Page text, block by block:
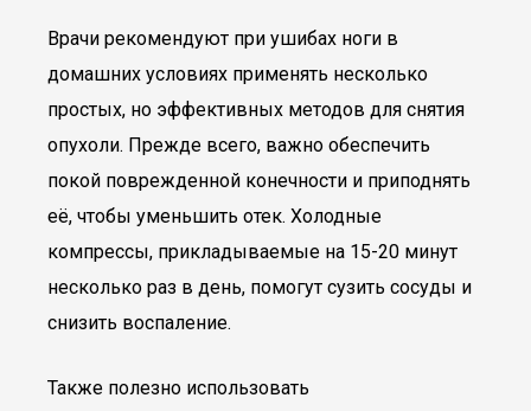
Врачи рекомендуют при ушибах ноги в
домашних условиях применять несколько
простых, но эффективных методов для снятия
опухоли. Прежде всего, важно обеспечить
покой поврежденной конечности и приподнять
её, чтобы уменьшить отек. Холодные
компрессы, прикладываемые на 15-20 минут
несколько раз в день, помогут сузить сосуды и
снизить воспаление.
Также полезно использовать